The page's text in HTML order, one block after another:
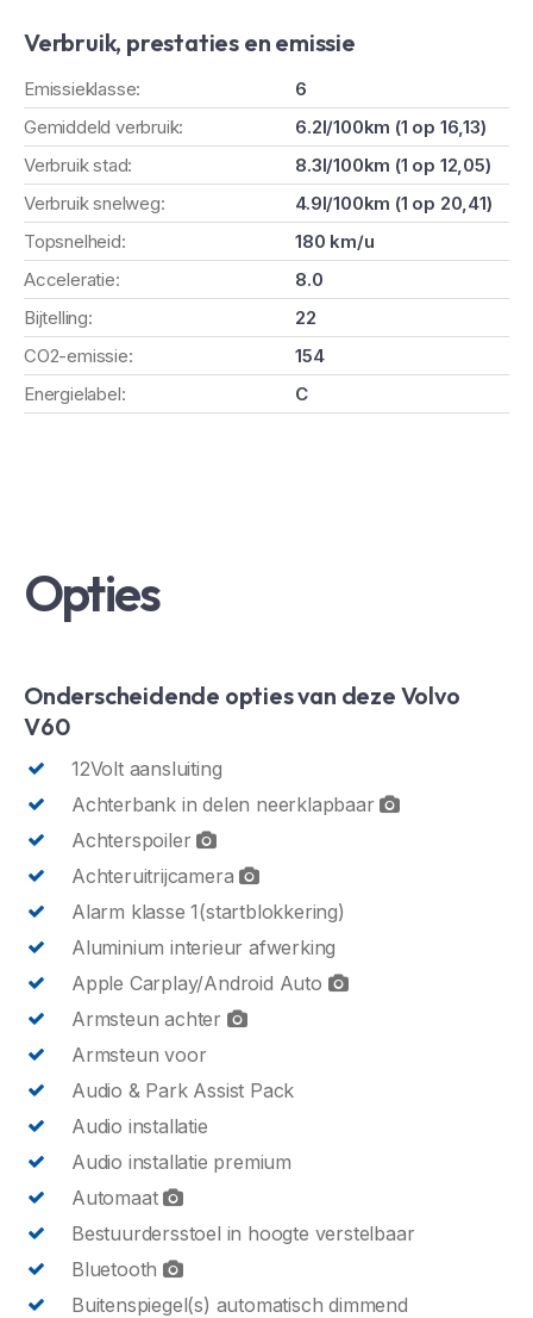
Verbruik, prestaties en emissie
Emissieklasse:
6
Gemiddeld verbruik:
6.2l/100km (1 op 16,13)
Verbruik stad:
8.3l/100km (1 op 12,05)
Verbruik snelweg:
4.9l/100km (1 op 20,41)
Topsnelheid:
180 km/u
Acceleratie:
8.0
Bijtelling:
22
CO2-emissie:
154
Energielabel:
C
Opties
Onderscheidende opties van deze Volvo
V60
12Volt aansluiting
Achterbank in delen neerklapbaar
Achterspoiler
Achteruitrijcamera
Alarm klasse 1(startblokkering)
Aluminium interieur afwerking
Apple Carplay/Android Auto
Armsteun achter
Armsteun voor
Audio & Park Assist Pack
Audio installatie
Audio installatie premium
Automaat
Bestuurdersstoel in hoogte verstelbaar
Bluetooth
Buitenspiegel(s) automatisch dimmend